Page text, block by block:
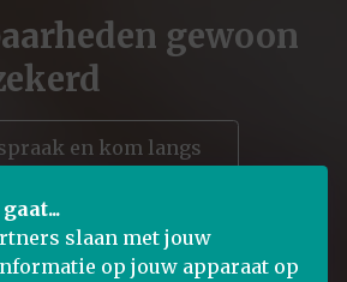
gewoon
en kom langs
slaan met jouw
op jouw apparaat op